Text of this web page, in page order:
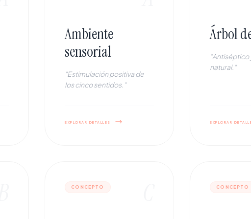
Ambiente
sensorial
"Estimulación positiva de
los cinco sentidos."
explorar detalles
Árbol
"Antiséptico
natural."
explorar
CONCEPTO CONCEPTO